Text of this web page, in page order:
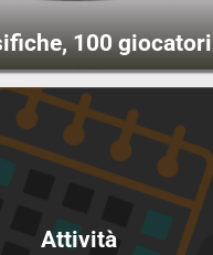
100 giocatori
Attività